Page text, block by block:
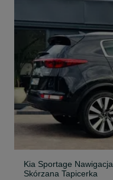
Kia Sportage
Skórzana Tapicerka